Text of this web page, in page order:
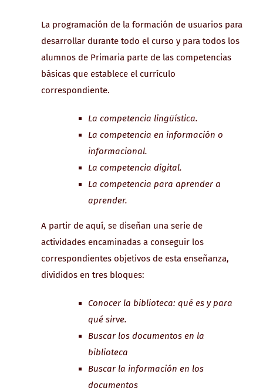
La programación de la formación de usuarios para
desarrollar durante todo el curso y para todos los
alumnos de Primaria parte de las competencias
básicas que establece el currículo
correspondiente.
La competencia lingüística.
La competencia en información o
informacional.
La competencia digital.
La competencia para aprender a
aprender.
A partir de aquí, se diseñan una serie de
actividades encaminadas a conseguir los
correspondientes objetivos de esta enseñanza,
divididos en tres bloques:
Conocer la biblioteca: qué es y para
qué sirve.
Buscar los documentos en la
biblioteca
Buscar la información en los
documentos